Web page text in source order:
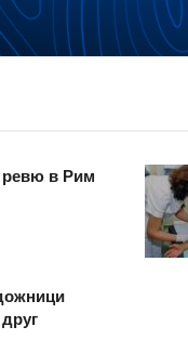
ревю в Рим